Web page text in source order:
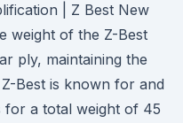
| Z Best New
weight of the Z-Best
ply, maintaining the
Best is known for and
for a total weight of 45